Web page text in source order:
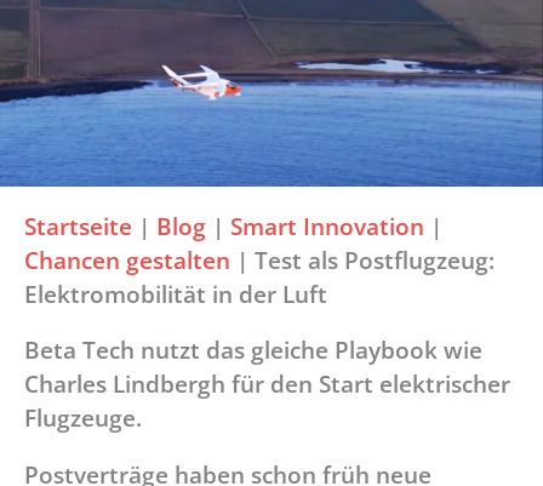
Startseite | Blog | Smart Innovation |
Chancen gestalten | Test als Postflugzeug:
Elektromobilität in der Luft
Beta Tech nutzt das gleiche Playbook wie
Charles Lindbergh für den Start elektrischer
Flugzeuge.
Postverträge haben schon früh neue